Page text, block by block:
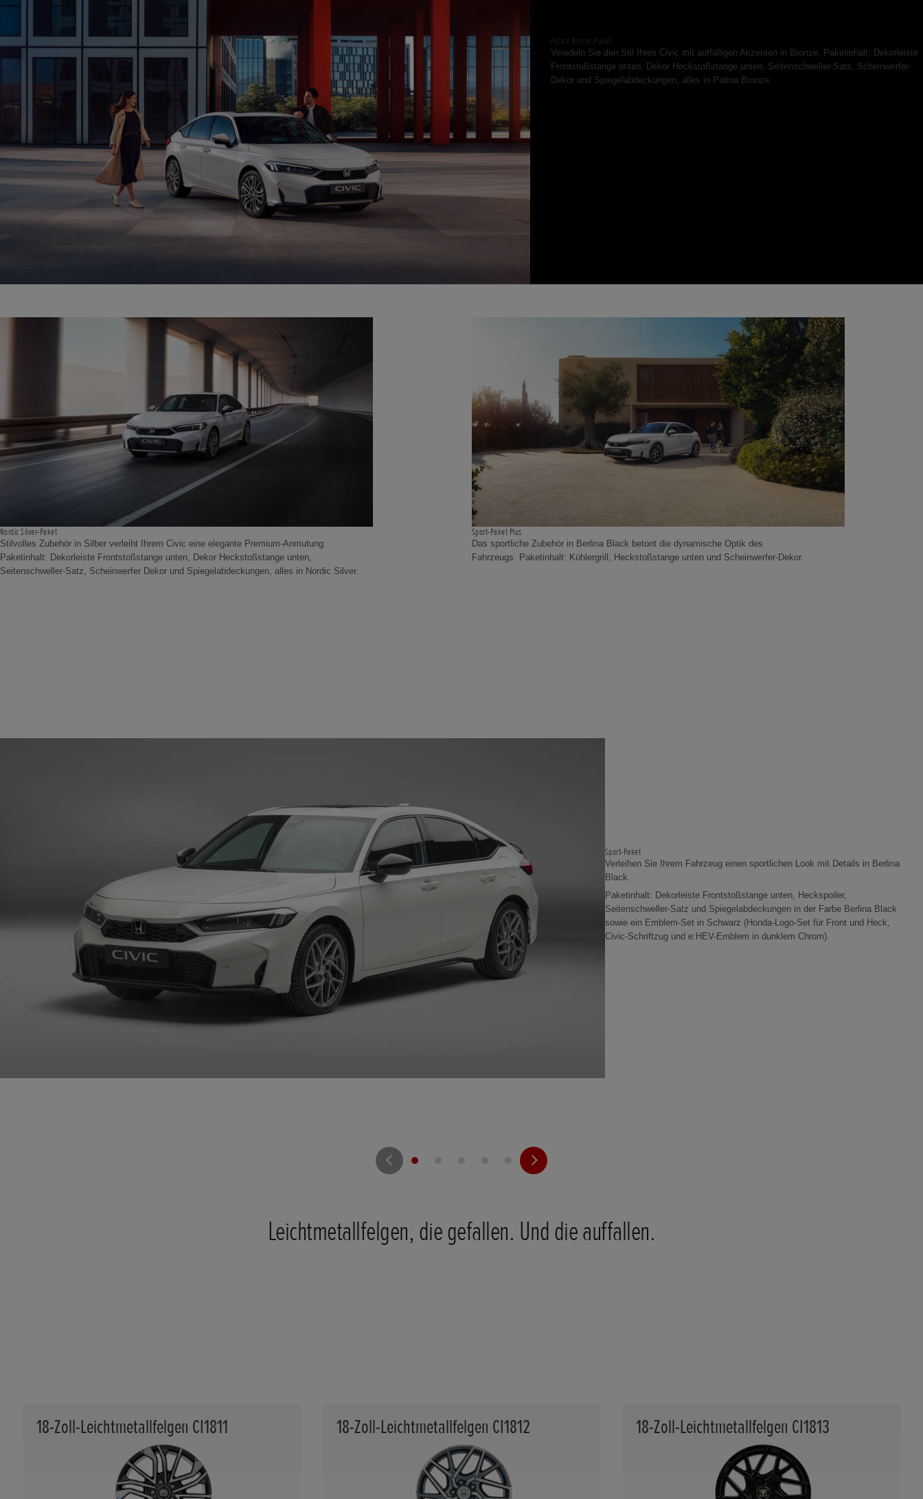
Patina Bronze-Paket
Veredeln Sie den Stil Ihres Civic mit auffälligen Akzenten in Bronze. Paketinhalt: Dekorleiste
Frontstoßstange unten, Dekor Heckstoßstange unten, Seitenschweller-Satz, Scheinwerfer-
Dekor und Spiegelabdeckungen, alles in Patina Bronze.
Nordic Silver-Paket
Stilvolles Zubehör in Silber verleiht Ihrem Civic eine elegante Premium-Anmutung.
Paketinhalt: Dekorleiste Frontstoßstange unten, Dekor Heckstoßstange unten,
Seitenschweller-Satz, Scheinwerfer Dekor und Spiegelabdeckungen, alles in Nordic Silver.
Sport-Paket Plus
Das sportliche Zubehör in Berlina Black betont die dynamische Optik des
Fahrzeugs. Paketinhalt: Kühlergrill, Heckstoßstange unten und Scheinwerfer-Dekor.
Sport-Paket
Verleihen Sie Ihrem Fahrzeug einen sportlichen Look mit Details in Berlina
Black.
Paketinhalt: Dekorleiste Frontstoßstange unten, Heckspoiler,
Seitenschweller-Satz und Spiegelabdeckungen in der Farbe Berlina Black
sowie ein Emblem-Set in Schwarz (Honda-Logo-Set für Front und Heck,
Civic-Schriftzug und e:HEV-Emblem in dunklem Chrom).
Leichtmetallfelgen, die gefallen. Und die auffallen.
18-Zoll-Leichtmetallfelgen CI1811 18-Zoll-Leichtmetallfelgen CI1812 18-Zoll-Leichtmetallfelgen CI1813